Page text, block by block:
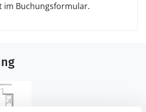
im Buchungsformular.